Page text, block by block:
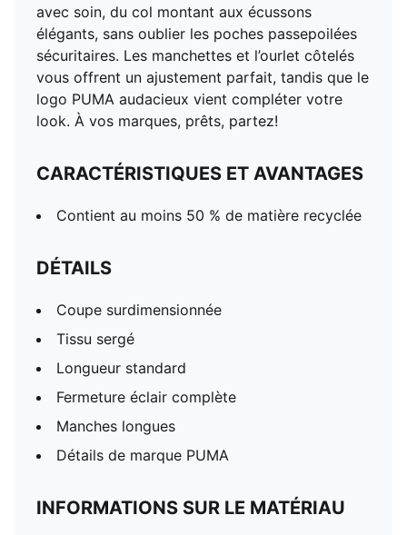
avec soin, du col montant aux écussons
élégants, sans oublier les poches passepoilées
sécuritaires. Les manchettes et l’ourlet côtelés
vous offrent un ajustement parfait, tandis que le
logo PUMA audacieux vient compléter votre
look. À vos marques, prêts, partez!
CARACTÉRISTIQUES ET AVANTAGES
Contient au moins 50 % de matière recyclée
DÉTAILS
Coupe surdimensionnée
Tissu sergé
Longueur standard
Fermeture éclair complète
Manches longues
Détails de marque PUMA
INFORMATIONS SUR LE MATÉRIAU